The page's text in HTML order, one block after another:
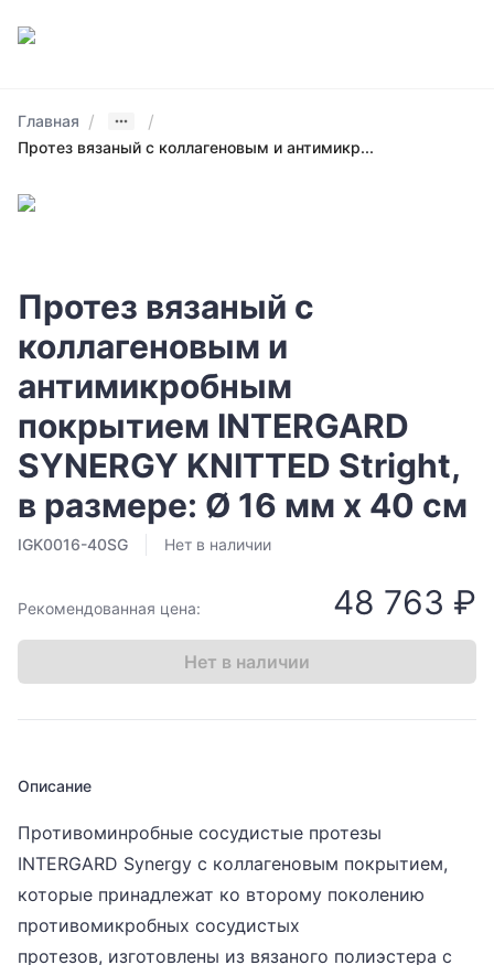
Главная / /
Протез вязаный с коллагеновым и антимикр...
Протез вязаный с
коллагеновым и
антимикробным
покрытием INTERGARD
SYNERGY KNITTED Stright,
в размере: Ø 16 мм х 40 см
IGK0016-40SG Нет в наличии
Рекомендованная цена: 48 763 ₽
Нет в наличии
Описание
Противоминробные сосудистые протезы
INTERGARD Synergy с коллагеновым покрытием,
которые принадлежат ко второму поколению
противомикробных сосудистых
протезов, изготовлены из вязаного полиэстера с